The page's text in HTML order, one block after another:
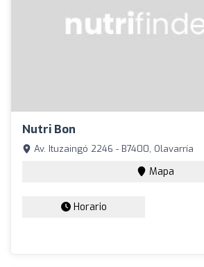
Nutri Bon
Av. Ituzaingó 2246 - B7400, Olavarría
Mapa
Horario